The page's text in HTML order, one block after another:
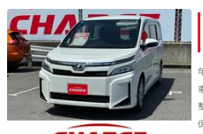
Ｂｌｕｅｔｏｏｔｈ接続 後席